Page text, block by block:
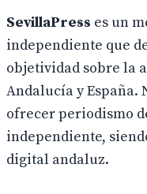
SevillaPress es un
independiente que
objetividad sobre la
Andalucía y España.
ofrecer periodismo
independiente,
digital andaluz.